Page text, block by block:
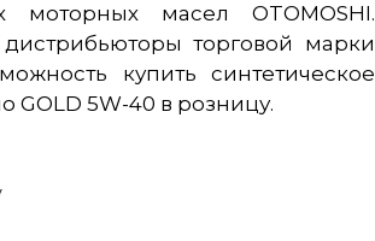
моторных масел OTOMOSHI.
торговой марки
купить синтетическое
GOLD 5W-40 в розницу.